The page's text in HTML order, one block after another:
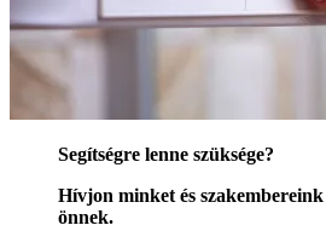
Segítségre lenne szüksége?
Hívjon minket és
önnek.